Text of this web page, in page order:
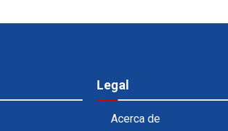
Legal
Acerca de